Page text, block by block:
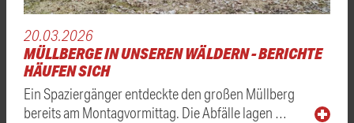
20.03.2026
MÜLLBERGE IN UNSEREN WÄLDERN - BERICHTE
HÄUFEN SICH
Ein Spaziergänger entdeckte den großen Müllberg
bereits am Montagvormittag. Die Abfälle lagen …